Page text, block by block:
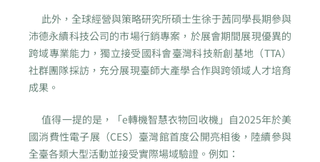
此外，全球經營與策略研究所碩士生徐于茜同學長期參與
沛德永續科技公司的市場行銷專案，於展會期間展現優異的
跨域專業能力，獨立接受國科會臺灣科技新創基地（TTA）
社群團隊採訪，充分展現臺師大產學合作與跨領域人才培育
成果。
值得一提的是，「e轉機智慧衣物回收機」自2025年於美
國消費性電子展（CES）臺灣館首度公開亮相後，陸續參與
全臺各類大型活動並接受實際場域驗證。例如：